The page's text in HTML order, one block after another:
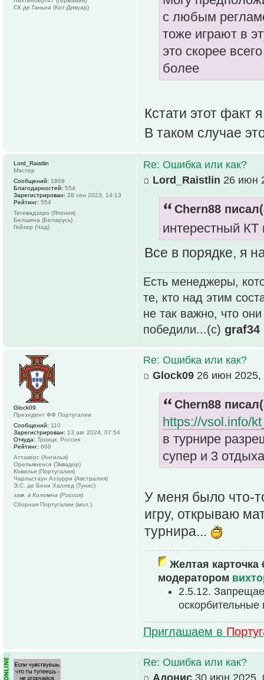
с любым
тоже играют в
это скорее
более
Кстати этот факт
В таком случае
СК де Ганьоа (Кот-Дивуар)
Re: Ошибка или как?
Lord_Raistlin 26 июн
Chern88
интерестный КТ
Все в порядке, я
Есть менеджеры,
те, кто над этим
не так важно, что
победили...(с) graf34
Lord_Raistlin
Мастер
Сообщений: 1869
Благодарностей: 554
Зарегистрирован: 28 сен 2023, 14:13
Рейтинг: 554
Тегевадзаро (Япония)
Белшина (Беларусь)
Гейзер (Чад)
Re: Ошибка или как?
Glock09 26 июн 2025,
Chern88
https://vsol.info/
в турнире
супер и 3
У меня было что-
игру, открываю
турнира...
Желтая карточка
модератором
2.5.12.
Приглашаем в
Glock09
Президент ФФ Португалии
Сообщений: 110
Зарегистрирован: 13 авг 2024, 07:54
Откуда: Троицк, Россия
Рейтинг: 666
Аттакерс (Ангилья)
Орельяненсе (Эквадор)
Ковилья (Португалия)
Чарльстаун Аззурри (Австралия)
Э.С. де Бени Халлед (Тунис)
зам. в Коломна (Россия)
Сборная Португалии (мол.)
Re: Ошибка или как?
Адонис 30 июн 2025,